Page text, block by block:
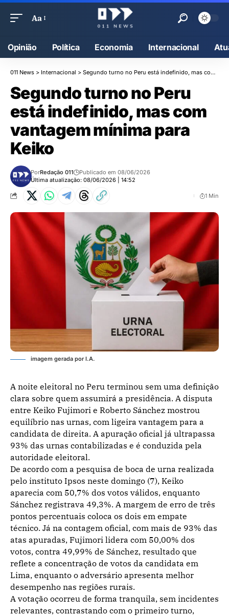
Aa
Opinião Política Economia Internacional
011 News > Internacional > Segundo turno no Peru está indefinido, mas com vantagem mínima para Keiko
Segundo turno no Peru
está indefinido, mas com
vantagem mínima para
Keiko
Última atualização: 08/06/2026 | 14:52
PorRedação 011 Publicado em 08/06/2026
1 Min
imagem gerada por I.A.
A noite eleitoral no Peru terminou sem uma definição
clara sobre quem assumirá a presidência. A disputa
entre Keiko Fujimori e Roberto Sánchez mostrou
equilíbrio nas urnas, com ligeira vantagem para a
candidata de direita. A apuração oficial já ultrapassa
93% das urnas contabilizadas e é conduzida pela
autoridade eleitoral.
De acordo com a pesquisa de boca de urna realizada
pelo instituto Ipsos neste domingo (7), Keiko
aparecia com 50,7% dos votos válidos, enquanto
Sánchez registrava 49,3%. A margem de erro de três
pontos percentuais coloca os dois em empate
técnico. Já na contagem oficial, com mais de 93% das
atas apuradas, Fujimori lidera com 50,00% dos
votos, contra 49,99% de Sánchez, resultado que
reflete a concentração de votos da candidata em
Lima, enquanto o adversário apresenta melhor
desempenho nas regiões rurais.
A votação ocorreu de forma tranquila, sem incidentes
relevantes, contrastando com o primeiro turno,